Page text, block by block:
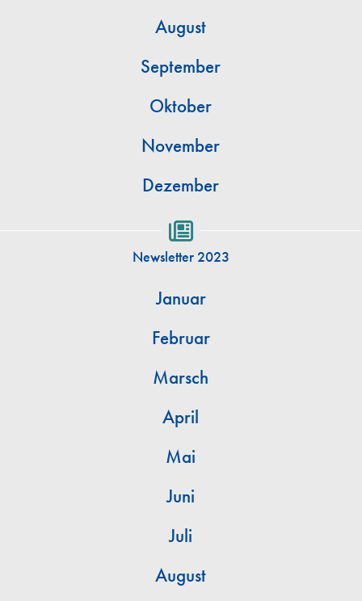
August
September
Oktober
November
Dezember
Newsletter 2023
Januar
Februar
Marsch
April
Mai
Juni
Juli
August